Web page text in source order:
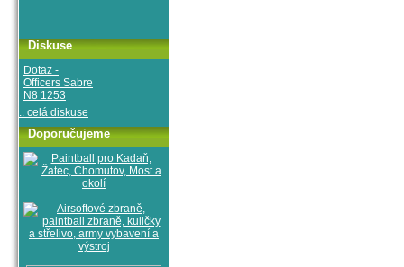
Diskuse
Dotaz -
Officers Sabre
N8 1253
.. celá diskuse
Doporučujeme